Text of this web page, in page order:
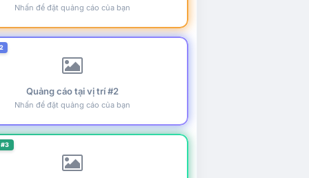
Nhấn để đặt quảng cáo của bạn
Quảng cáo tại vị trí #2
Nhấn để đặt quảng cáo của bạn